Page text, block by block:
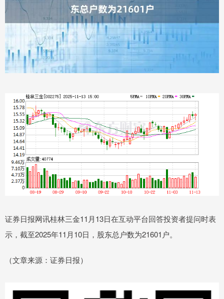
证券日报网讯桂林三金11月13日在互动平台回答投资者提问时表
示，截至2025年11月10日，股东总户数为21601户。
（文章来源：证券日报）